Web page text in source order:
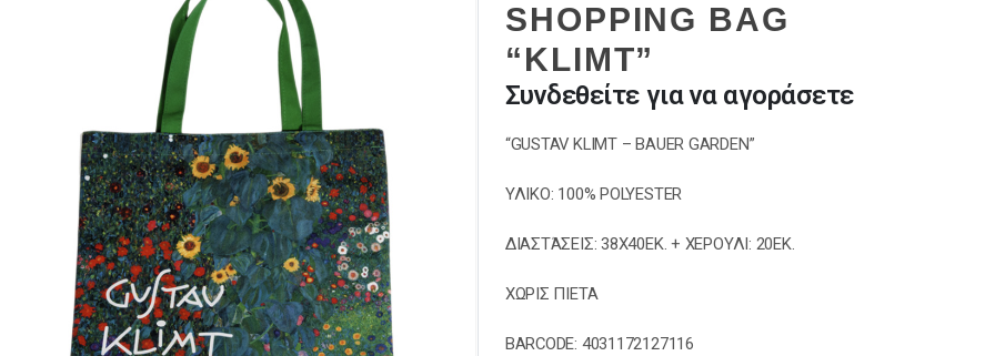
SHOPPING BAG
“KLIMT”
Συνδεθείτε για να αγοράσετε
“GUSTAV KLIMT – BAUER GARDEN”
ΥΛΙΚΟ: 100% POLYESTER
ΔΙΑΣΤΆΣΕΙΣ: 38X40EK. + ΧΕΡΟΥΛΙ: 20EK.
ΧΩΡΙΣ ΠΙΕΤΑ
BARCODE: 4031172127116